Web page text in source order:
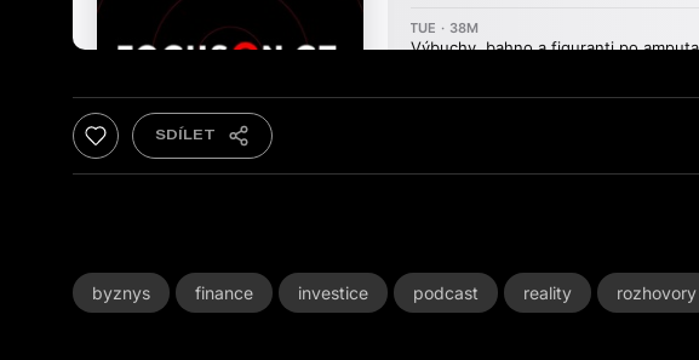
byznys finance investice podcast reality rozhovory